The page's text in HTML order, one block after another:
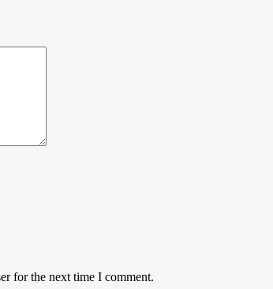
for the next time I comment.